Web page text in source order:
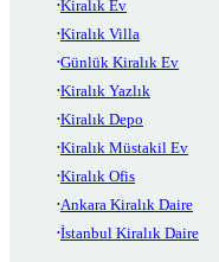
Kiralık Ev
Kiralık Villa
Günlük Kiralık Ev
Kiralık Yazlık
Kiralık Depo
Kiralık Müstakil Ev
Kiralık Ofis
Ankara Kiralık Daire
İstanbul Kiralık Daire